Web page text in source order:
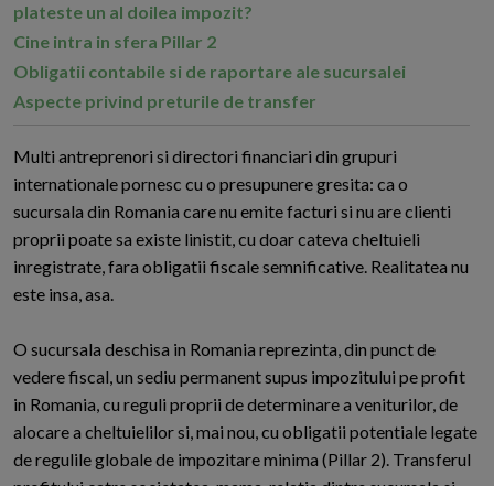
plateste un al doilea impozit?
Cine intra in sfera Pillar 2
Obligatii contabile si de raportare ale sucursalei
Aspecte privind preturile de transfer
Multi antreprenori si directori financiari din grupuri
internationale pornesc cu o presupunere gresita: ca o
sucursala din Romania care nu emite facturi si nu are clienti
proprii poate sa existe linistit, cu doar cateva cheltuieli
inregistrate, fara obligatii fiscale semnificative. Realitatea nu
este insa, asa.
O sucursala deschisa in Romania reprezinta, din punct de
vedere fiscal, un sediu permanent supus impozitului pe profit
in Romania, cu reguli proprii de determinare a veniturilor, de
alocare a cheltuielilor si, mai nou, cu obligatii potentiale legate
de regulile globale de impozitare minima (Pillar 2). Transferul